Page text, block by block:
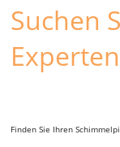
Suchen
Finden Sie Ihren